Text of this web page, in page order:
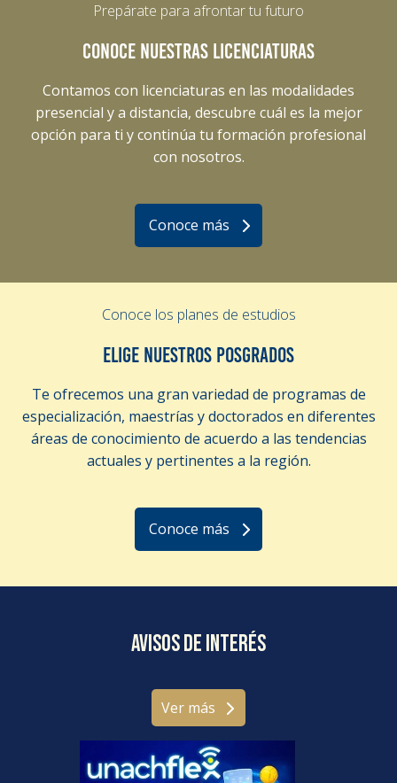
Prepárate para afrontar tu futuro
CONOCE NUESTRAS LICENCIATURAS
Contamos con licenciaturas en las modalidades
presencial y a distancia, descubre cuál es la mejor
opción para ti y continúa tu formación profesional
con nosotros.
Conoce más
Conoce los planes de estudios
ELIGE NUESTROS POSGRADOS
Te ofrecemos una gran variedad de programas de
especialización, maestrías y doctorados en diferentes
áreas de conocimiento de acuerdo a las tendencias
actuales y pertinentes a la región.
Conoce más
Avisos de interés
Ver más